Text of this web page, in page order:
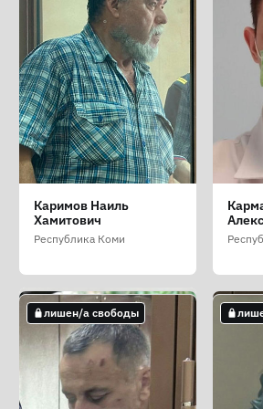
Задорожный Василий
Дмитриевич
Республика Коми
Игушев Никита
Витальевич
Республика Коми
лишен/а свободы
Каримов Наиль
Хамитович
Республика Коми
лишен/а свободы
лишен/а свободы